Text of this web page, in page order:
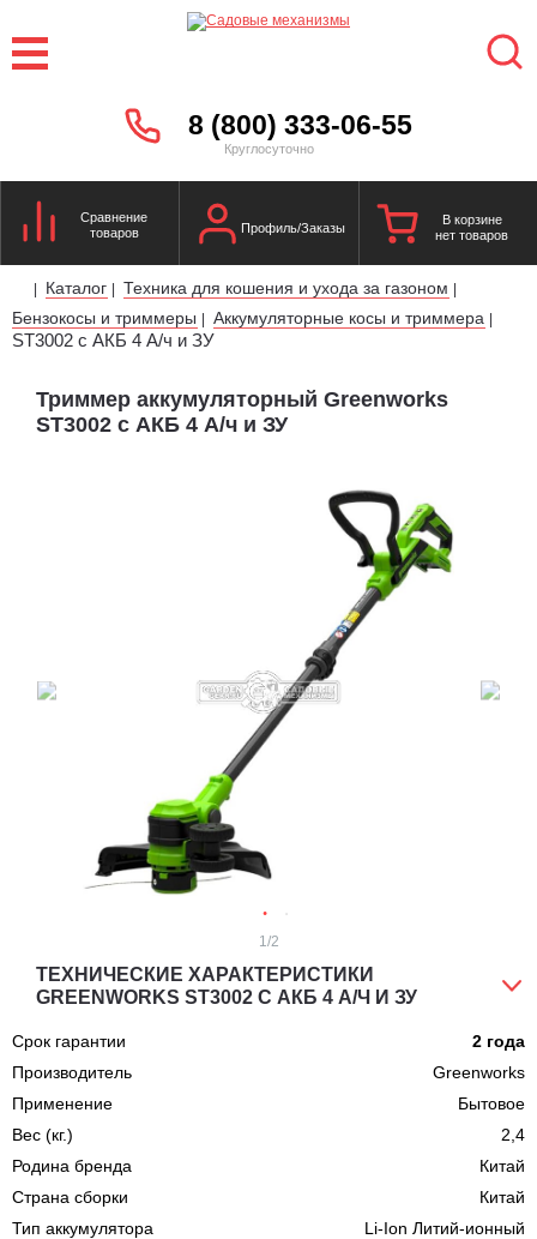
8 (800) 333-06-55
Круглосуточно
Сравнение
товаров
Профиль/Заказы
В корзине
нет товаров
| Каталог | Техника для кошения и ухода за газоном |
Бензокосы и триммеры | Аккумуляторные косы и триммера |
ST3002 с АКБ 4 А/ч и ЗУ
Триммер аккумуляторный Greenworks
ST3002 с АКБ 4 А/ч и ЗУ
1 /2
ТЕХНИЧЕСКИЕ ХАРАКТЕРИСТИКИ
GREENWORKS ST3002 С АКБ 4 А/Ч И ЗУ
Срок гарантии
2 года
Производитель
Greenworks
Применение
Бытовое
Вес (кг.)
2,4
Родина бренда
Китай
Страна сборки
Китай
Тип аккумулятора
Li-Ion Литий-ионный